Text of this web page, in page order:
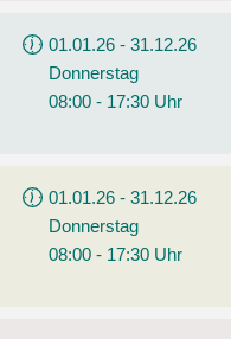
01.01.26 - 31.12.26
Donnerstag
08:00 - 17:30 Uhr
01.01.26 - 31.12.26
Donnerstag
08:00 - 17:30 Uhr